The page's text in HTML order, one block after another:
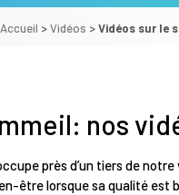
Accueil >Vidéos >Vidéos sur le
nos
près d’un tiers de
être lorsque sa qualité est